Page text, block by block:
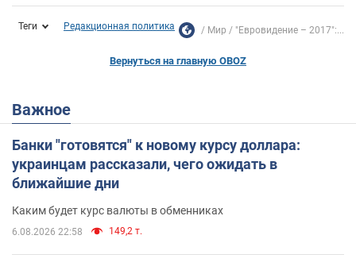
Теги Редакционная политика Мир "Евровидение – 2017":...
Вернуться на главную OBOZ
Важное
Банки "готовятся" к новому курсу доллара:
украинцам рассказали, чего ожидать в
ближайшие дни
Каким будет курс валюты в обменниках
6.08.2026 22:58 149,2 т.